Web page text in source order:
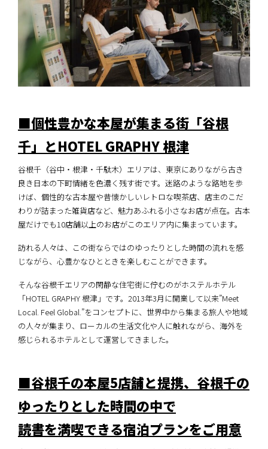
■個性豊かな本屋が集まる街「谷根
千」とHOTEL GRAPHY 根津
谷根千（谷中・根津・千駄木）エリアは、東京にありながら古き
良き日本の下町情緒を色濃く残す街です。迷路のような路地を歩
けば、個性的な古本屋や昔懐かしいレトロな喫茶店、店主のこだ
わりが詰まった雑貨店など、魅力あふれる小さなお店が点在。古本
屋だけでも10店舗以上のお店がこのエリア内に集まっています。
訪れる人々は、この街ならではのゆったりとした時間の流れを感
じながら、心豊かなひとときを楽しむことができます。
そんな谷根千エリアの閑静な住宅街に佇むのがホステルホテル
「HOTEL GRAPHY 根津」です。2013年3月に開業して以来”Meet
Local. Feel Global.”をコンセプトに、世界中から集まる旅人や地域
の人々が集まり、ローカルの生活文化や人に触れながら、海外を
感じられるホテルとして運営してきました。
■谷根千の本屋5店舗と提携、谷根千の
ゆったりとした時間の中で
読書を満喫できる宿泊プランをご用意